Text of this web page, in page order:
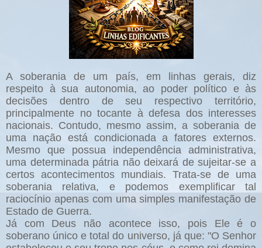
A soberania de um país, em linhas gerais, diz
respeito à sua autonomia, ao poder político e às
decisões dentro de seu respectivo território,
principalmente no tocante à defesa dos interesses
nacionais. Contudo, mesmo assim, a soberania de
uma nação está condicionada a fatores externos.
Mesmo que possua independência administrativa,
uma determinada pátria não deixará de sujeitar-se a
certos acontecimentos mundiais. Trata-se de uma
soberania relativa, e podemos exemplificar tal
raciocínio apenas com uma simples manifestação de
Estado de Guerra.
Já com Deus não acontece isso, pois Ele é o
soberano único e total do universo, já que: "O Senhor